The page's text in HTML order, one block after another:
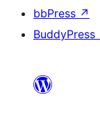
bbPress ↗
BuddyPress